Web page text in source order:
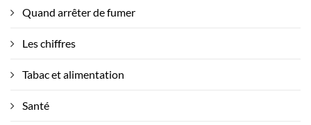
Quand arrêter de fumer
Les chiffres
Tabac et alimentation
Santé